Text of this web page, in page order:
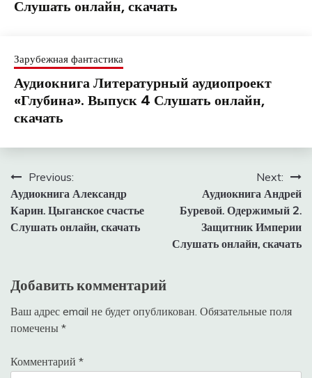
Слушать онлайн, скачать
Зарубежная фантастика
Аудиокнига Литературный аудиопроект
«Глубина». Выпуск 4 Слушать онлайн,
скачать
Навигация
по
записям
Previous:
Аудиокнига Александр
Карин. Цыганское счастье
Слушать онлайн, скачать
Next:
Аудиокнига Андрей
Буревой. Одержимый 2.
Защитник Империи
Слушать онлайн, скачать
Добавить комментарий
Ваш адрес email не будет опубликован. Обязательные поля
помечены *
Комментарий *